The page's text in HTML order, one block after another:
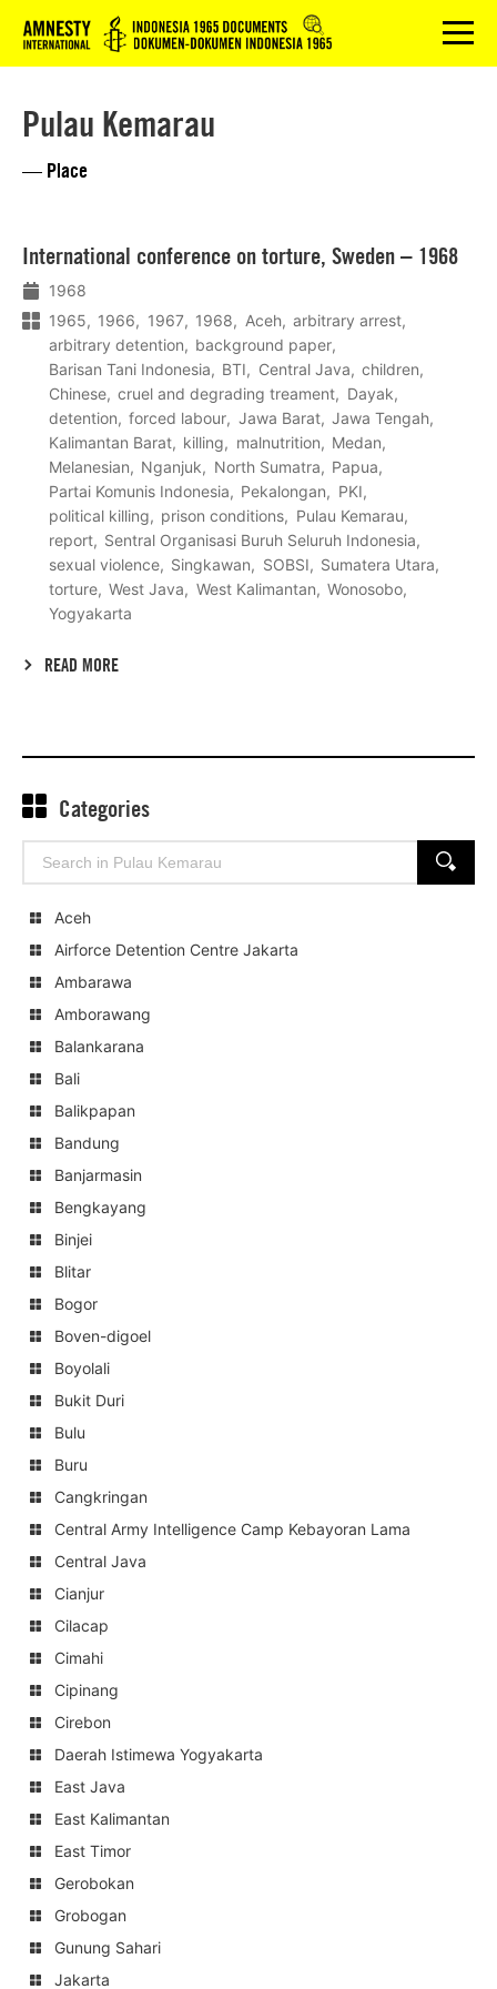
Logo menu
Pulau Kemarau
— Place
International conference on torture, Sweden – 1968
1968
1965
1966 1967 1968 Aceh
arbitrary arrest
arbitrary detention
background paper
Barisan Tani Indonesia
BTI Central Java
children
Chinese
cruel and degrading treament
Dayak
detention
forced labour Jawa Barat
Jawa Tengah
Kalimantan Barat
killing malnutrition
Medan
Melanesian
Nganjuk North Sumatra
Papua
Partai Komunis Indonesia
Pekalongan
PKI
political killing
prison conditions
Pulau Kemarau
report
Sentral Organisasi Buruh Seluruh Indonesia
sexual violence
Singkawan SOBSI
Sumatera Utara
torture
West Java West Kalimantan
Wonosobo
Yogyakarta
READ MORE
meer
Categories
Search
for:
SEARCH
Aceh
Airforce Detention Centre Jakarta
Ambarawa
Amborawang
Balankarana
Bali
Balikpapan
Bandung
Banjarmasin
Bengkayang
Binjei
Blitar
Bogor
Boven-digoel
Boyolali
Bukit Duri
Bulu
Buru
Cangkringan
Central Army Intelligence Camp Kebayoran Lama
Central Java
Cianjur
Cilacap
Cimahi
Cipinang
Cirebon
Daerah Istimewa Yogyakarta
East Java
East Kalimantan
East Timor
Gerobokan
Grobogan
Gunung Sahari
Jakarta